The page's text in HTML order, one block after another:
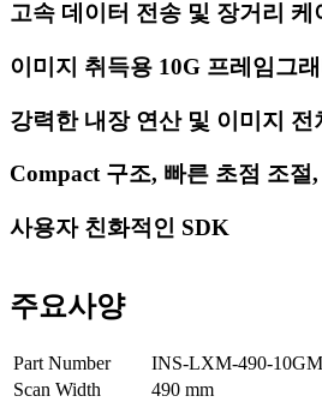
고속 데이터 전송 및 장거리
이미지 취득용 10G 프레임그
강력한 내장 연산 및 이미지 전
Compact 구조, 빠른 초점 조
사용자 친화적인 SDK
주요사양
Part Number
INS-LXM-490-
Scan Width
490 mm